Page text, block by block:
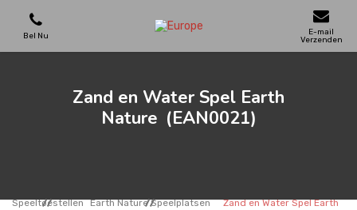
Bel Nu
E-mail
Verzenden
Zand en Water Spel Earth
Nature (EAN0021)
Speeltoestellen Earth Nature Speelplatsen
Zand en Water Spel Earth